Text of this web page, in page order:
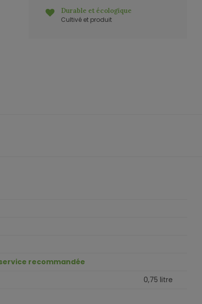
Durable et écologique
Cultivé et produit
recommandée
0,75 litre